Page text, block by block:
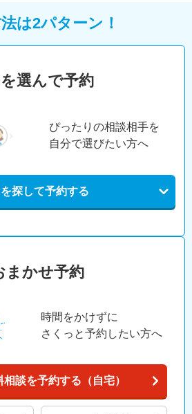
は2パターン！
選んで予約
ぴったりの相談相手を
自分で選びたい方へ
を探して予約する
まかせ予約
時間をかけずに
さくっと予約したい方へ
談を予約する（自宅）